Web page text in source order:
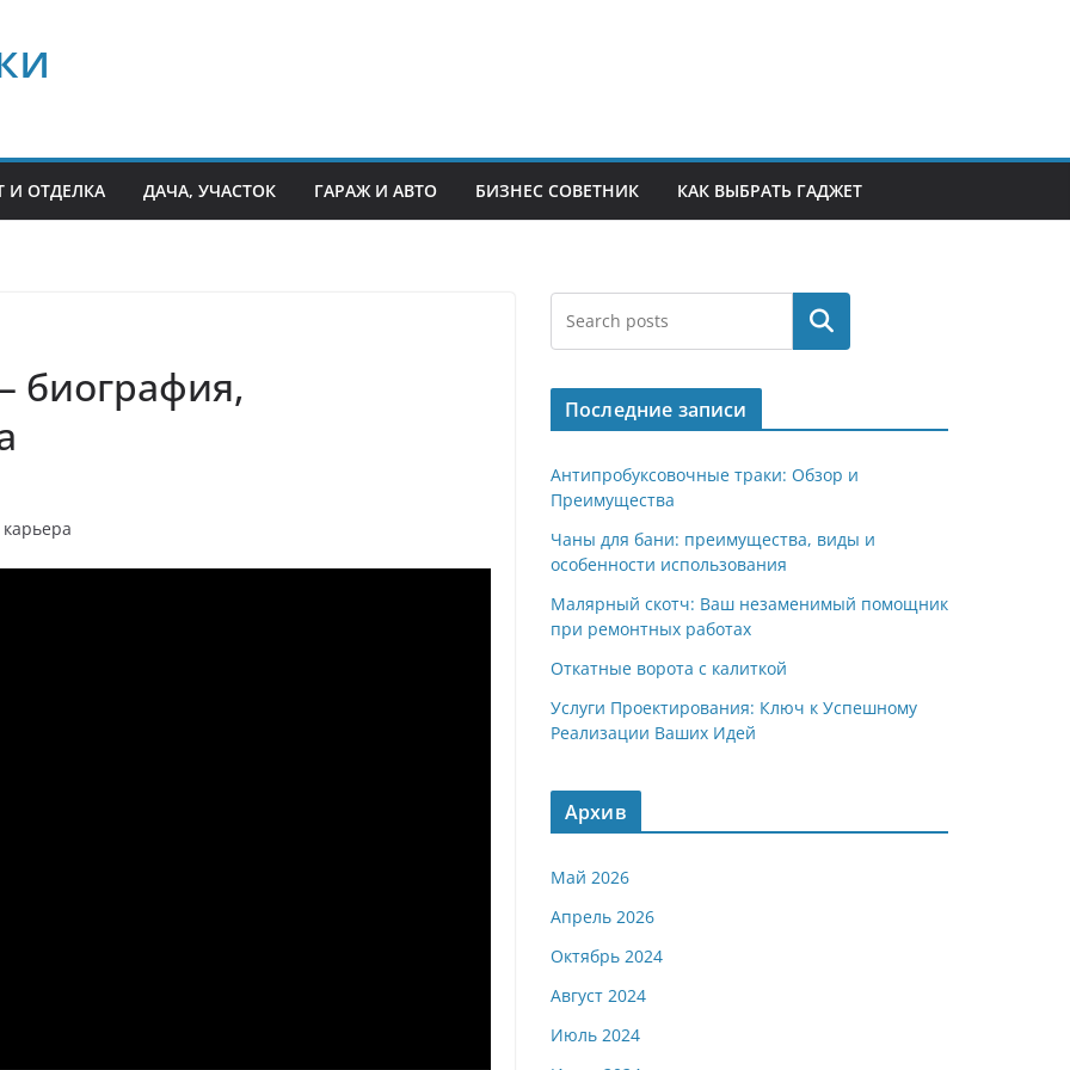
И ОТДЕЛКА ДАЧА, УЧАСТОК ГАРАЖ И АВТО БИЗНЕС СОВЕТНИК КАК ВЫБРАТЬ ГАДЖЕТ
биография,
Поиск
Последние записи
Антипробуксовочные траки: Обзор и
Преимущества
Чаны для бани: преимущества, виды и
особенности использования
Малярный скотч: Ваш незаменимый помощник
при ремонтных работах
Откатные ворота с калиткой
Услуги Проектирования: Ключ к Успешному
Реализации Ваших Идей
Архив
Май 2026
Апрель 2026
Октябрь 2024
Август 2024
Июль 2024